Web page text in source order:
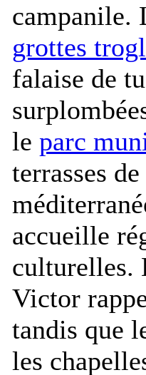
campanile.
grottes
falaise de
le parc
terrasses
accueille
culturelles.
Victor
tandis que
les